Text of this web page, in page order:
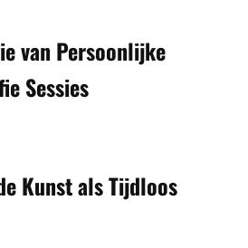
van Persoonlijke
Sessies
Kunst als Tijdloos